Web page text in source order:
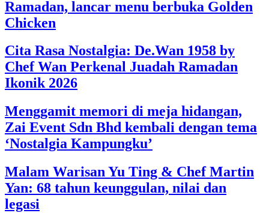
Ramadan, lancar menu berbuka Golden
Chicken
Cita Rasa Nostalgia: De.Wan 1958 by
Chef Wan Perkenal Juadah Ramadan
Ikonik 2026
Menggamit memori di meja hidangan,
Zai Event Sdn Bhd kembali dengan tema
‘Nostalgia Kampungku’
Malam Warisan Yu Ting & Chef Martin
Yan: 68 tahun keunggulan, nilai dan
legasi